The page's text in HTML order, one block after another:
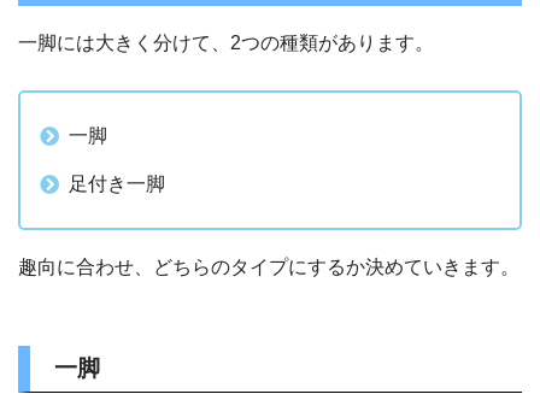
一脚には大きく分けて、2つの種類があります。
一脚
足付き一脚
趣向に合わせ、どちらのタイプにするか決めていきます。
一脚